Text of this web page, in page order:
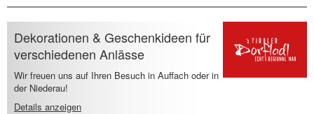
Dekorationen & Geschenkideen für
verschiedenen Anlässe
Wir freuen uns auf Ihren Besuch in Auffach oder in
der Niederau!
Details anzeigen